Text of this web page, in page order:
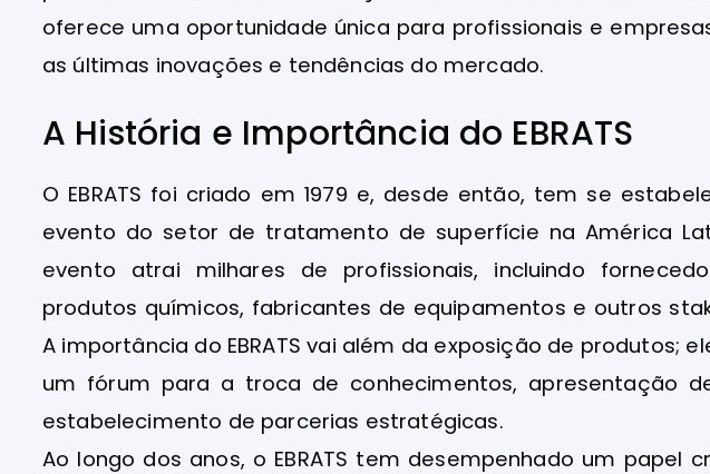
oferece uma oportunidade única para profissionais e
as últimas inovações e tendências do mercado.
A História e Importância do EBRATS
O EBRATS foi criado em 1979 e, desde então, tem se
evento do setor de tratamento de superfície na América
evento atrai milhares de profissionais, incluindo
produtos químicos, fabricantes de equipamentos e outros
A importância do EBRATS vai além da exposição de produtos;
um fórum para a troca de conhecimentos, apresentação
estabelecimento de parcerias estratégicas.
Ao longo dos anos, o EBRATS tem desempenhado um papel